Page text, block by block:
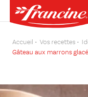
Accueil Vos recettes
Gâteau aux marrons